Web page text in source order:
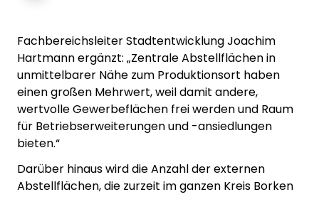
Fachbereichsleiter Stadtentwicklung Joachim
Hartmann ergänzt: „Zentrale Abstellflächen in
unmittelbarer Nähe zum Produktionsort haben
einen großen Mehrwert, weil damit andere,
wertvolle Gewerbeflächen frei werden und Raum
für Betriebserweiterungen und -ansiedlungen
bieten.“
Darüber hinaus wird die Anzahl der externen
Abstellflächen, die zurzeit im ganzen Kreis Borken